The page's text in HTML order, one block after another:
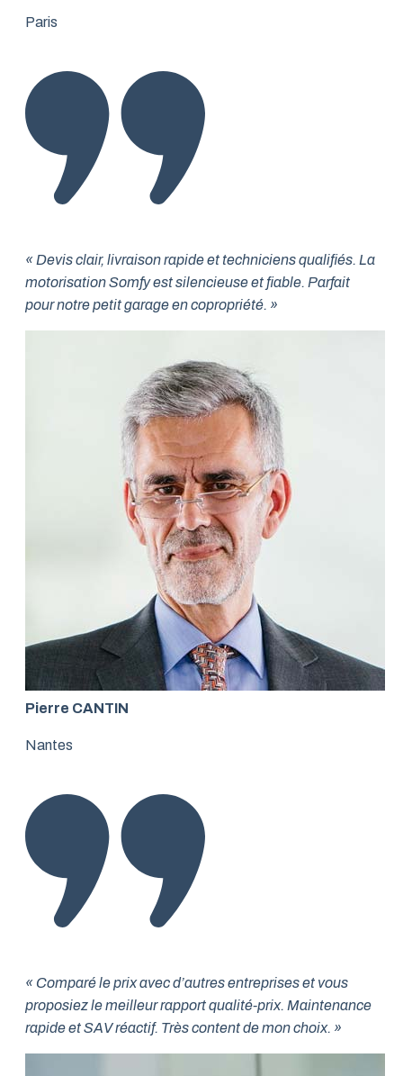
Paris
« Devis clair, livraison rapide et techniciens qualifiés. La
motorisation Somfy est silencieuse et fiable. Parfait
pour notre petit garage en copropriété. »
Pierre CANTIN
Nantes
« Comparé le prix avec d’autres entreprises et vous
proposiez le meilleur rapport qualité-prix. Maintenance
rapide et SAV réactif. Très content de mon choix. »